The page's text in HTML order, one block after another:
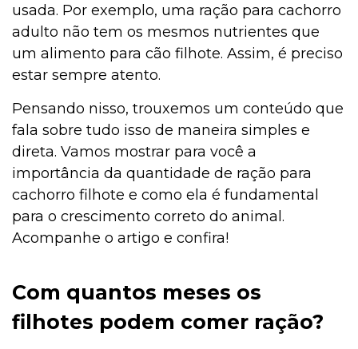
usada. Por exemplo, uma ração para cachorro
adulto não tem os mesmos nutrientes que
um alimento para cão filhote. Assim, é preciso
estar sempre atento.
Pensando nisso, trouxemos um conteúdo que
fala sobre tudo isso de maneira simples e
direta. Vamos mostrar para você a
importância da quantidade de ração para
cachorro filhote e como ela é fundamental
para o crescimento correto do animal.
Acompanhe o artigo e confira!
Com quantos meses os
filhotes podem comer ração?